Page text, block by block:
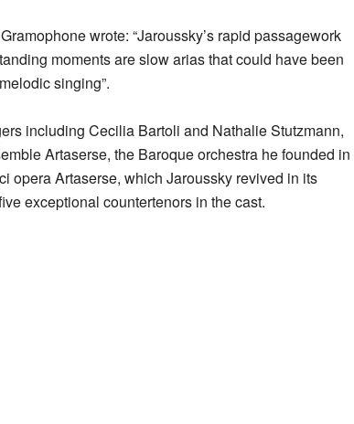
wrote: “Jaroussky’s rapid passagework
moments are slow arias that could have been
singing”.
including Cecilia Bartoli and Nathalie Stutzmann,
Artaserse, the Baroque orchestra he founded in
opera Artaserse, which Jaroussky revived in its
exceptional countertenors in the cast.